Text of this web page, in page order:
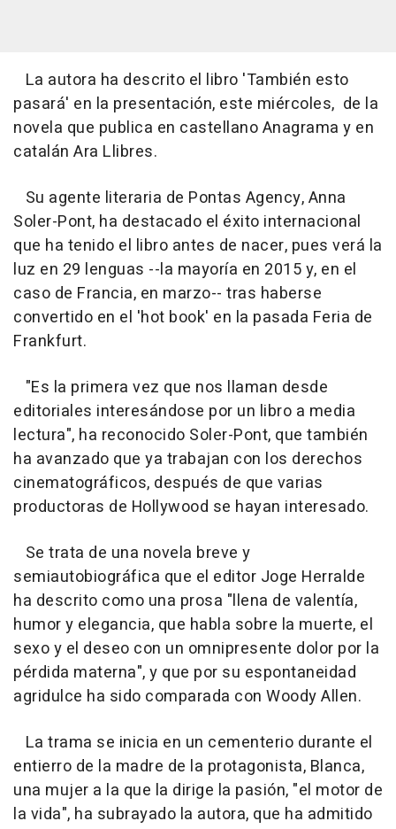
La autora ha descrito el libro 'También esto
pasará' en la presentación, este miércoles, de la
novela que publica en castellano Anagrama y en
catalán Ara Llibres.
Su agente literaria de Pontas Agency, Anna
Soler-Pont, ha destacado el éxito internacional
que ha tenido el libro antes de nacer, pues verá la
luz en 29 lenguas --la mayoría en 2015 y, en el
caso de Francia, en marzo-- tras haberse
convertido en el 'hot book' en la pasada Feria de
Frankfurt.
"Es la primera vez que nos llaman desde
editoriales interesándose por un libro a media
lectura", ha reconocido Soler-Pont, que también
ha avanzado que ya trabajan con los derechos
cinematográficos, después de que varias
productoras de Hollywood se hayan interesado.
Se trata de una novela breve y
semiautobiográfica que el editor Joge Herralde
ha descrito como una prosa "llena de valentía,
humor y elegancia, que habla sobre la muerte, el
sexo y el deseo con un omnipresente dolor por la
pérdida materna", y que por su espontaneidad
agridulce ha sido comparada con Woody Allen.
La trama se inicia en un cementerio durante el
entierro de la madre de la protagonista, Blanca,
una mujer a la que la dirige la pasión, "el motor de
la vida", ha subrayado la autora, que ha admitido